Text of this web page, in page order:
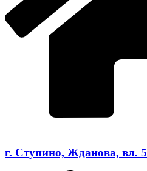
г. Ступино, Жданова, вл. 5